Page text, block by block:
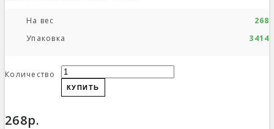
На вес
Упаковка
Количество
КУПИТЬ
268р.